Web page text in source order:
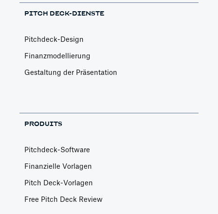
PITCH DECK-DIENSTE
Pitchdeck-Design
Finanzmodellierung
Gestaltung der Präsentation
PRODUITS
Pitchdeck-Software
Finanzielle Vorlagen
Pitch Deck-Vorlagen
Free Pitch Deck Review